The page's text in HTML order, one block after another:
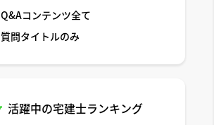
Q&Aコンテンツ全て
質問タイトルのみ
活躍中の宅建士ランキング